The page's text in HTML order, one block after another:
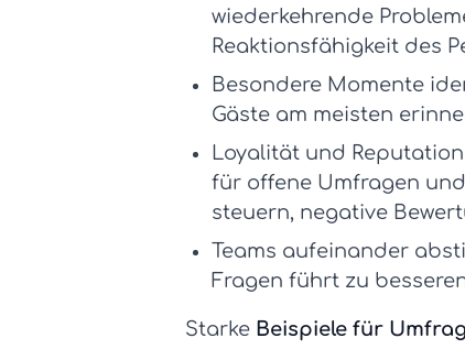
wiederkehrende
Reaktionsfähigkeit des
Besondere Momente
Gäste am meisten
Loyalität und
für offene Umfragen
steuern, negative
Teams aufeinander
Fragen führt zu
Starke Beispiele für